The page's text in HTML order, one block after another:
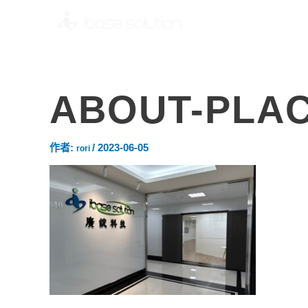
ABOUT-
作者: rori / 2023-06-05